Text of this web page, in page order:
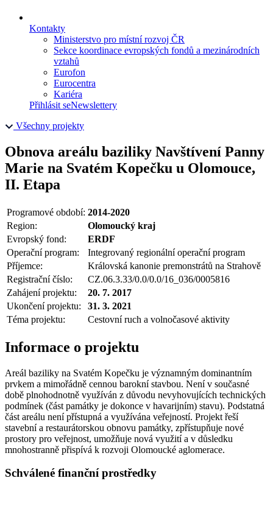
Kontakty
Ministerstvo pro místní rozvoj ČR
Sekce koordinace evropských fondů a mezinárodních
vztahů
Eurofon
Eurocentra
Kariéra
Přihlásit seNewslettery
Všechny projekty
Obnova areálu baziliky Navštívení Panny
Marie na Svatém Kopečku u Olomouce,
II. Etapa
Programové období: 2014-2020
Region:
Olomoucký kraj
Evropský fond:
ERDF
Operační program:
Integrovaný regionální operační program
Příjemce:
Královská kanonie premonstrátů na Strahově
Registrační číslo:
CZ.06.3.33/0.0/0.0/16_036/0005816
Zahájení projektu:
20. 7. 2017
Ukončení projektu:
31. 3. 2021
Téma projektu:
Cestovní ruch a volnočasové aktivity
Informace o projektu
Areál baziliky na Svatém Kopečku je významným dominantním
prvkem a mimořádně cennou barokní stavbou. Není v současné
době plnohodnotně využíván z důvodu nevyhovujících technických
podmínek (část památky je dokonce v havarijním) stavu). Podstatná
část areálu není přístupná a využívána veřejností. Projekt řeší
stavební a restaurátorskou obnovu památky, zpřístupňuje nové
prostory pro veřejnost, umožňuje nová využití a v důsledku
mnohostranně přispívá k rozvoji Olomoucké aglomerace.
Schválené finanční prostředky